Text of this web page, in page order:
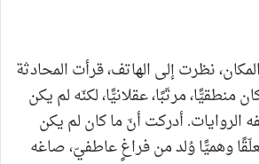
نظرت إلى الهاتف، قرأت المحادثة
مرتّبًا، عقلانيًّا، لكنّه لم يكن
الروايات. أدركت أنّ ما كان لم يكن
وهميًّا وُلد من فراغٍ عاطفيّ، صاغه